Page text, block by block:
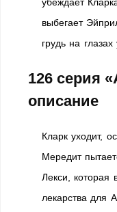
выбегает
грудь на
126 серия
описание
Кларк уходит,
Мередит
Лекси, которая
лекарства для